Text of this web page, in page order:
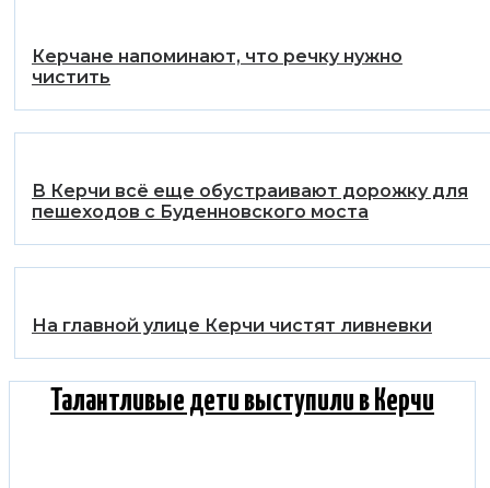
Керчане напоминают, что речку нужно
чистить
В Керчи всё еще обустраивают дорожку для
пешеходов с Буденновского моста
На главной улице Керчи чистят ливневки
Талантливые дети выступили в Керчи